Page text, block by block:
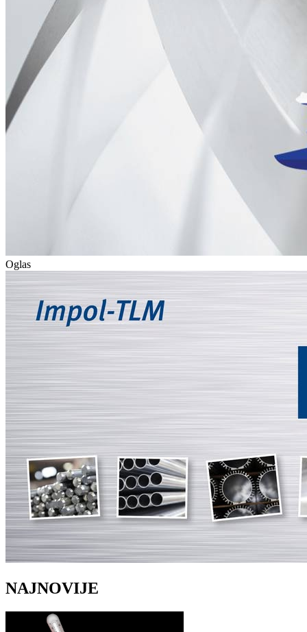
Oglas
NAJNOVIJE